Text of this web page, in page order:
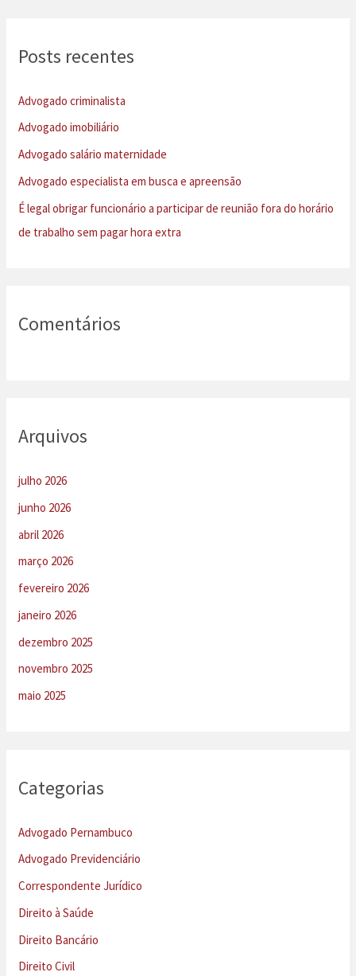
i
p
o
r
:
Posts recentes
Advogado criminalista
Advogado imobiliário
Advogado salário maternidade
Advogado especialista em busca e apreensão
É legal obrigar funcionário a participar de reunião fora do horário
de trabalho sem pagar hora extra
Comentários
Arquivos
julho 2026
junho 2026
abril 2026
março 2026
fevereiro 2026
janeiro 2026
dezembro 2025
novembro 2025
maio 2025
Categorias
Advogado Pernambuco
Advogado Previdenciário
Correspondente Jurídico
Direito à Saúde
Direito Bancário
Direito Civil